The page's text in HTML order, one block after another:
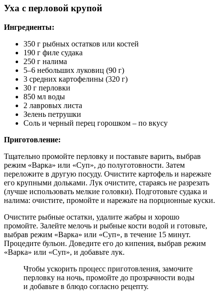
Уха с перловой крупой
Ингредиенты:
350 г рыбных остатков или костей
190 г филе судака
250 г налима
5–6 небольших луковиц (90 г)
3 средних картофелины (320 г)
30 г перловки
850 мл воды
2 лавровых листа
Зелень петрушки
Соль и черный перец горошком – по вкусу
Приготовление:
Тщательно промойте перловку и поставьте варить, выбрав
режим «Варка» или «Суп», до полуготовности. Затем
переложите в другую посуду. Очистите картофель и нарежьте
его крупными дольками. Лук очистите, стараясь не разрезать
(лучше использовать мелкие головки). Подготовьте судака и
налима: очистите, промойте и нарежьте на порционные куски.
Очистите рыбные остатки, удалите жабры и хорошо
промойте. Залейте мелочь и рыбные кости водой и готовьте,
выбрав режим «Варка» или «Суп», в течение 15 минут.
Процедите бульон. Доведите его до кипения, выбрав режим
«Варка» или «Суп», и добавьте лук.
Чтобы ускорить процесс приготовления, замочите
перловку на ночь, промойте до прозрачности воды
и добавьте в блюдо согласно рецепту.